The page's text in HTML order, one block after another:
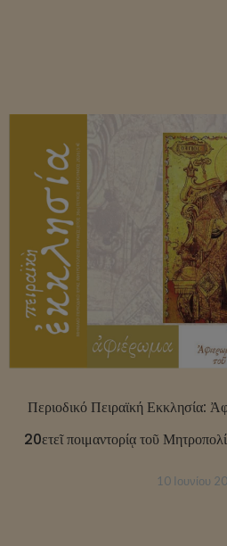
Περιοδικό Πειραϊκή Εκκλησία:
20ετεῖ ποιμαντορίᾳ τοῦ
10 Ιουνίου